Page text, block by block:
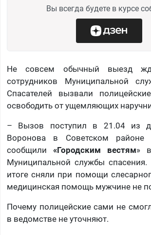
Вы всегда будете в курсе
Не совсем обычный выезд
сотрудников Муниципальной
Спасателей вызвали
освободить от ущемляющих
– Вызов поступил в 21.04 из
Воронова в Советском районе
сообщили «Городским вестям»
Муниципальной службы
итоге сняли при помощи
медицинская помощь мужчине не
Почему полицейские сами не
в ведомстве не уточняют.